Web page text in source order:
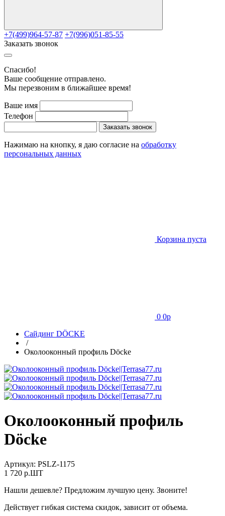
+7(499)964-57-87 +7(996)051-85-55
Заказать звонок
Cпасибо!
Ваше сообщение отправлено.
Мы перезвоним в ближайшее время!
Ваше имя
Телефон
Заказать звонок
Нажимаю на кнопку, я даю согласие на обработку
персональных данных
Корзина пуста
0 0p
Сайдинг DÖCKE
/
Околооконный профиль Döcke
Околооконный профиль
Döcke
Артикул: PSLZ-1175
1 720 p.ШТ
Нашли дешевле? Предложим лучшую цену. Звоните!
Действует гибкая система скидок, зависит от объема.